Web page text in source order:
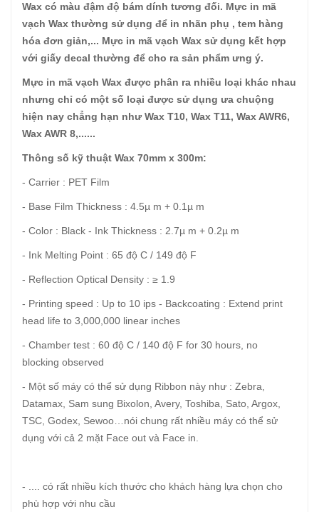
Wax có màu đậm độ bám dính tương đối. Mực in mã
vạch Wax thường sử dụng để in nhãn phụ , tem hàng
hóa đơn giản,... Mực in mã vạch Wax sử dụng kết hợp
với giấy decal thường để cho ra sản phẩm ưng ý.
Mực in mã vạch Wax được phân ra nhiều loại khác nhau
nhưng chỉ có một số loại được sử dụng ưa chuộng
hiện nay chẳng hạn như Wax T10, Wax T11, Wax AWR6,
Wax AWR 8,......
Thông số kỹ thuật Wax 70mm x 300m:
- Carrier : PET Film
- Base Film Thickness : 4.5µ m + 0.1µ m
- Color : Black - Ink Thickness : 2.7µ m + 0.2µ m
- Ink Melting Point : 65 độ C / 149 độ F
- Reflection Optical Density : ≥ 1.9
- Printing speed : Up to 10 ips - Backcoating : Extend print
head life to 3,000,000 linear inches
- Chamber test : 60 độ C / 140 độ F for 30 hours, no
blocking observed
- Một số máy có thể sử dụng Ribbon này như : Zebra,
Datamax, Sam sung Bixolon, Avery, Toshiba, Sato, Argox,
TSC, Godex, Sewoo…nói chung rất nhiều máy có thể sử
dụng với cả 2 mặt Face out và Face in.
- .... có rất nhiều kích thước cho khách hàng lựa chọn cho
phù hợp với nhu cầu